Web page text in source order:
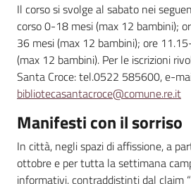
Il corso si svolge al sabato nei
corso 0-18 mesi (max 12 bambini);
36 mesi (max 12 bambini); ore
(max 12 bambini). Per le iscrizioni
Santa Croce: tel.0522 585600, e-
bibliotecasantacroce@comune.re.it
Manifesti con il sorriso
In città, negli spazi di affissione, a
ottobre e per tutta la settimana
informativi, contraddistinti dal claim